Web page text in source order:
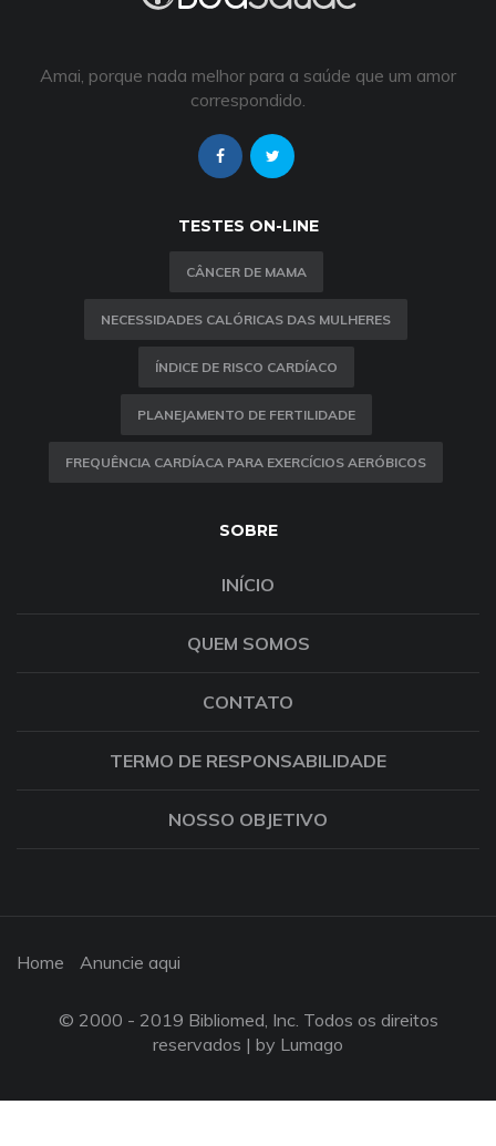
Amai, porque nada melhor para a saúde que um amor
correspondido.
TESTES ON-LINE
CÂNCER DE MAMA
NECESSIDADES CALÓRICAS DAS MULHERES
ÍNDICE DE RISCO CARDÍACO
PLANEJAMENTO DE FERTILIDADE
FREQUÊNCIA CARDÍACA PARA EXERCÍCIOS AERÓBICOS
SOBRE
INÍCIO
QUEM SOMOS
CONTATO
TERMO DE RESPONSABILIDADE
NOSSO OBJETIVO
Home Anuncie aqui
© 2000 - 2019 Bibliomed, Inc. Todos os direitos
reservados | by Lumago